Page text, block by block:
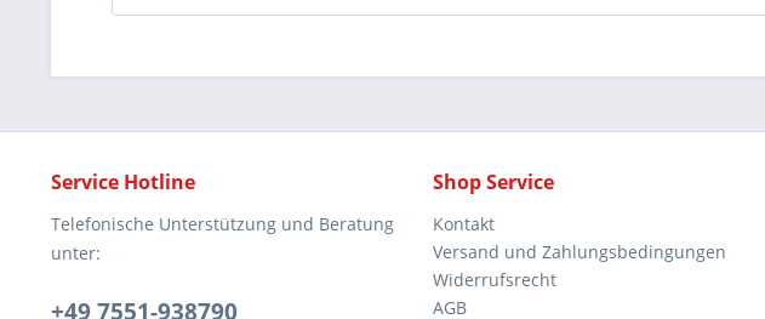
Service Hotline
Telefonische Unterstützung und Beratung
unter:
+49 7551-938790
Shop Service
Kontakt
Versand und Zahlungsbedingungen
Widerrufsrecht
AGB